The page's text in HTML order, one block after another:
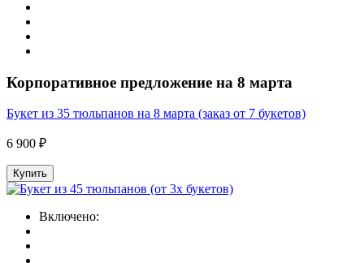
Корпоративное предложение на 8 марта
Букет из 35 тюльпанов на 8 марта (заказ от 7 букетов)
6 900 ₽
Купить
Включено: